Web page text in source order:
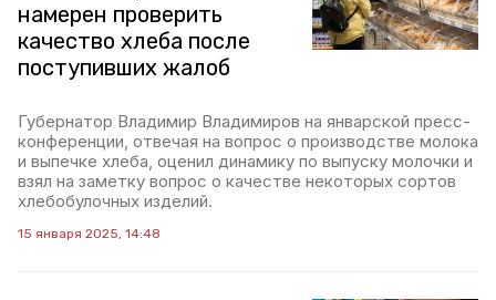
намерен проверить
качество хлеба после
поступивших жалоб
Губернатор Владимир Владимиров на январской пресс-
конференции, отвечая на вопрос о производстве молока
и выпечке хлеба, оценил динамику по выпуску молочки и
взял на заметку вопрос о качестве некоторых сортов
хлебобулочных изделий.
15 января 2025, 14:48